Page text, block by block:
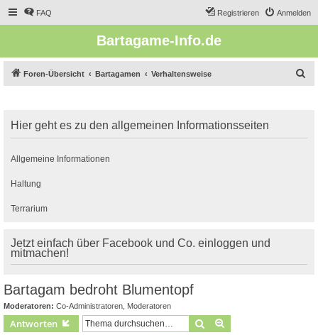
FAQ Anmelden
Registrieren
Bartagame-Info.de
Foren-Übersicht Bartagamen Verhaltensweise
e
Hier geht es zu den allgemeinen Informationsseiten
Allgemeine Informationen
Haltung
Terrarium
Jetzt einfach über Facebook und Co. einloggen und
mitmachen!
Bartagam bedroht Blumentopf
Moderatoren: Co-Administratoren Moderatoren
Antworten Suche